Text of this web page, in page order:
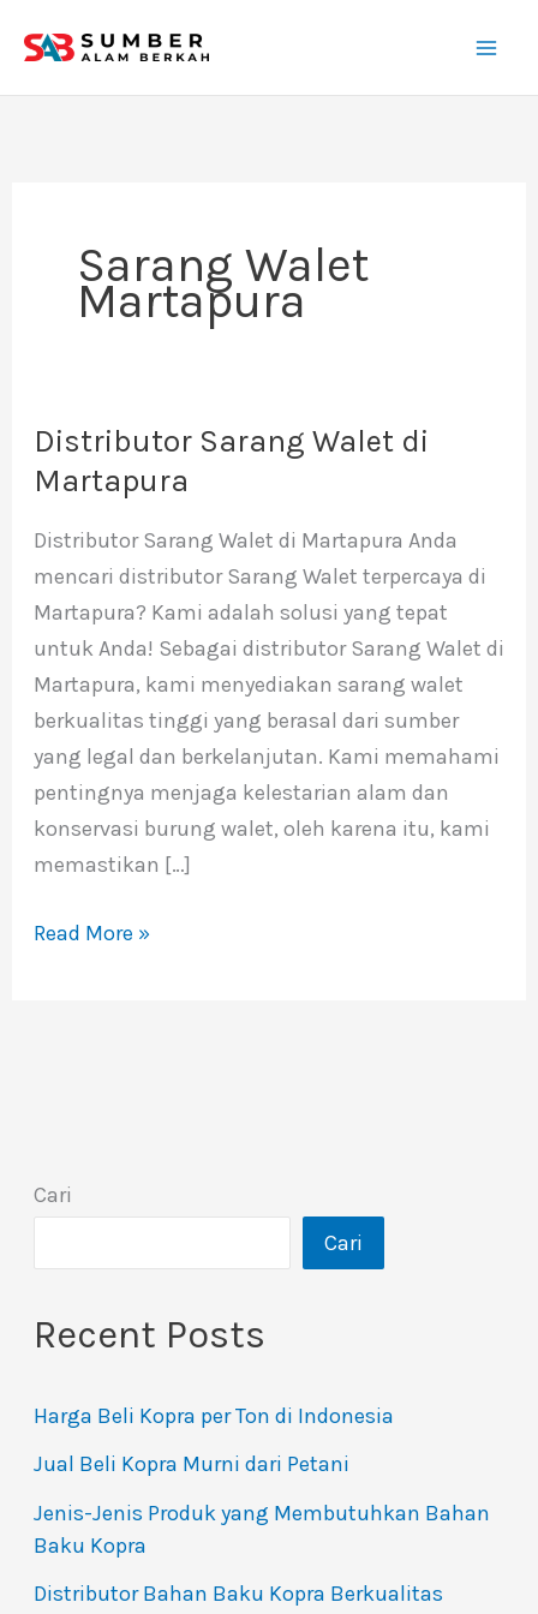
konten
Sarang Walet
Martapura
Distributor Sarang Walet di
Martapura
Distributor Sarang Walet di Martapura Anda
mencari distributor Sarang Walet terpercaya di
Martapura? Kami adalah solusi yang tepat
untuk Anda! Sebagai distributor Sarang Walet di
Martapura, kami menyediakan sarang walet
berkualitas tinggi yang berasal dari sumber
yang legal dan berkelanjutan. Kami memahami
pentingnya menjaga kelestarian alam dan
konservasi burung walet, oleh karena itu, kami
memastikan […]
Distributor
Sarang
di
Martapura
Read More »
Cari
Cari
Recent Posts
Harga Beli Kopra per Ton di Indonesia
Jual Beli Kopra Murni dari Petani
Jenis-Jenis Produk yang Membutuhkan Bahan
Baku Kopra
Distributor Bahan Baku Kopra Berkualitas